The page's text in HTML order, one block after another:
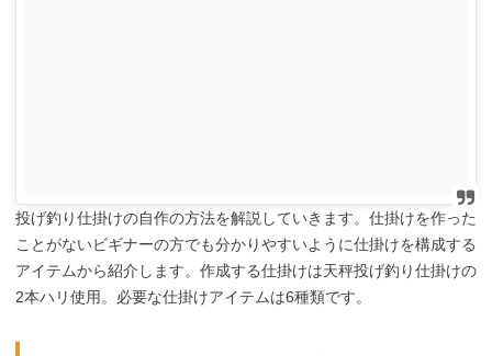
投げ釣り仕掛けの自作の方法を解説していきます。仕掛けを作った
ことがないビギナーの方でも分かりやすいように仕掛けを構成する
アイテムから紹介します。作成する仕掛けは天秤投げ釣り仕掛けの
2本ハリ使用。必要な仕掛けアイテムは6種類です。